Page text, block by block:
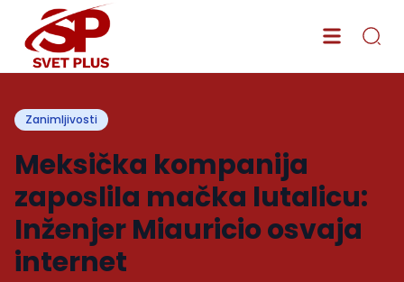
Zanimljivosti
Meksička kompanija
zaposlila mačka lutalicu:
Inženjer Miauricio osvaja
internet